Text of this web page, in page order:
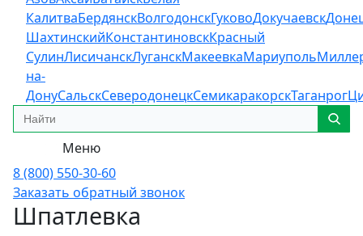
КалитваБердянскВолгодонскГуковоДокучаевск
ШахтинскийКонстантиновскКрасный
СулинЛисичанскЛуганскМакеевкаМариуполь
на-
ДонуСальскСеверодонецкСемикаракорскТаганрог
Меню
8 (800) 550-30-60
Заказать обратный звонок
Шпатлевка